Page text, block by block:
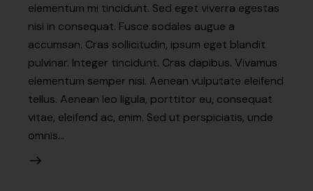
elementum mi tincidunt. Sed eget viverra egestas
nisi in consequat. Fusce sodales augue a
accumsan. Cras sollicitudin, ipsum eget blandit
pulvinar. Integer tincidunt. Cras dapibus. Vivamus
elementum semper nisi. Aenean vulputate eleifend
tellus. Aenean leo ligula, porttitor eu, consequat
vitae, eleifend ac, enim. Sed ut perspiciatis, unde
omnis…